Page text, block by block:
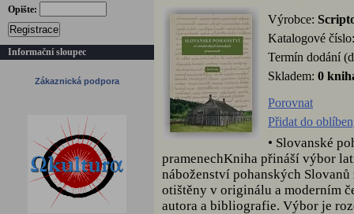
Opište:
Registrace
Informační sloupec
Zákaznická podpora
Výrobce:
Katalogové
Termín dodání
Skladem: 0
Porovnat
Přidat do
• Slovanské
pramenechKniha přináší výbor
náboženství pohanských
otištěny v originálu a moderním
autora a bibliografie. Výbor je